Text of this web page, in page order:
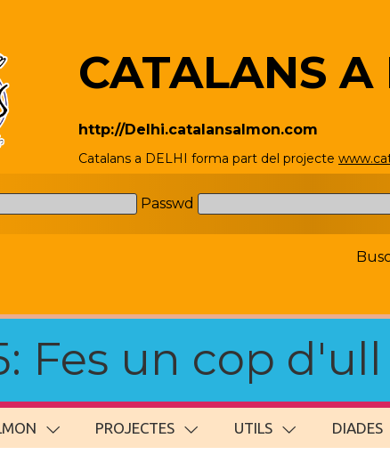
CATALANS A
http://Delhi.catalansalmon.com
Catalans a DELHI forma part del projecte
Passwd
Fes un cop
PROJECTES UTILS DIADES